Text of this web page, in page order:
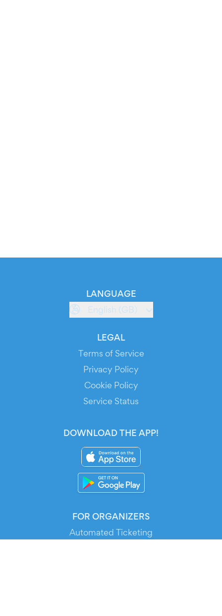
FOR ORGANIZERS
Automated Ticketing
LANGUAGE
English (GB)
LEGAL
Terms of Service
Privacy Policy
Cookie Policy
Service Status
DOWNLOAD THE APP!